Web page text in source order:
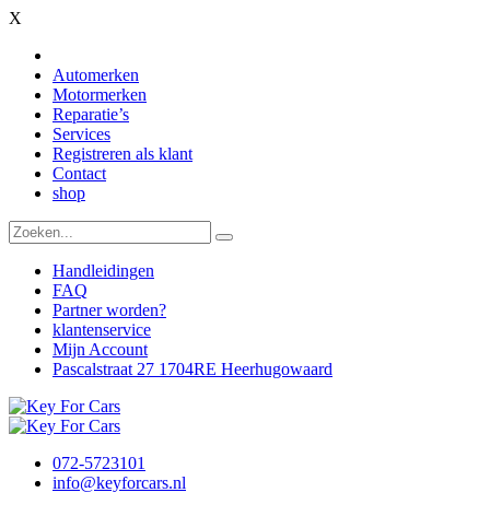
X
Automerken
Motormerken
Reparatie’s
Services
Registreren als klant
Contact
shop
Handleidingen
FAQ
Partner worden?
klantenservice
Mijn Account
Pascalstraat 27 1704RE Heerhugowaard
072-5723101
info@keyforcars.nl